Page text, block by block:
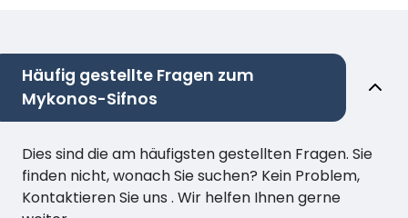
Häufig gestellte Fragen zum
Mykonos-Sifnos
Dies sind die am häufigsten gestellten Fragen. Sie
finden nicht, wonach Sie suchen? Kein Problem,
Kontaktieren Sie uns . Wir helfen Ihnen gerne